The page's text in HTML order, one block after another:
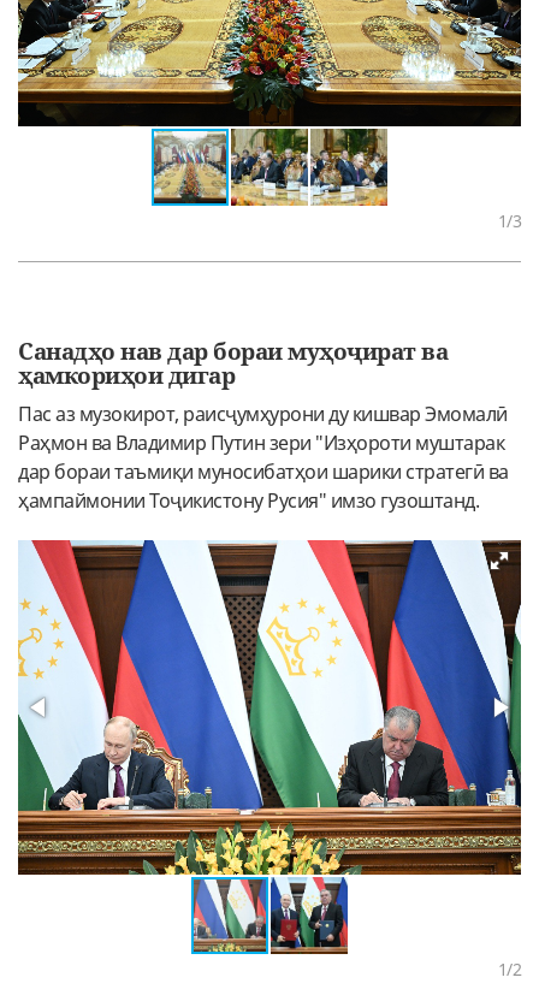
1/3
Санадҳо нав дар бораи муҳоҷират ва
ҳамкориҳои дигар
Пас аз музокирот, раисҷумҳурони ду кишвар Эмомалӣ
Раҳмон ва Владимир Путин зери "Изҳороти муштарак
дар бораи таъмиқи муносибатҳои шарики стратегӣ ва
ҳампаймонии Тоҷикистону Русия" имзо гузоштанд.
1/2